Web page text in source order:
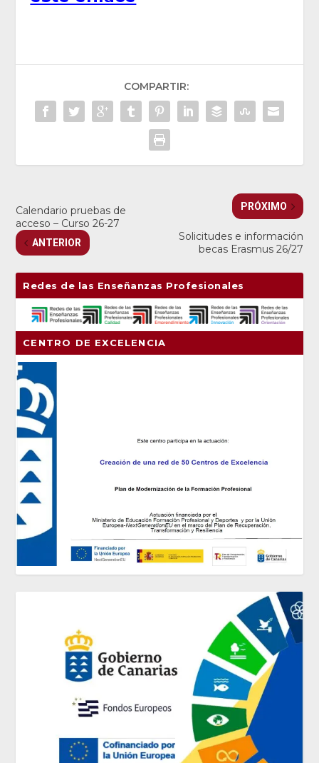
COMPARTIR:
Calendario pruebas de
acceso – Curso 26-27
ANTERIOR
PRÓXIMO
Solicitudes e información
becas Erasmus 26/27
Redes de las Enseñanzas Profesionales
CENTRO DE EXCELENCIA